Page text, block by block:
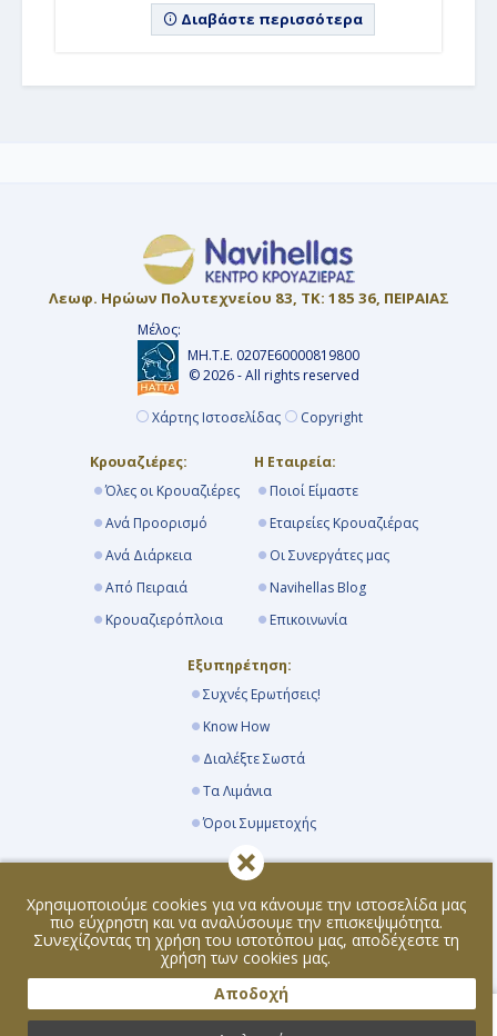
Χρησιμοποιούμε cookies για να κάνουμε την ιστοσελίδα μας
πιο εύχρηστη και να αναλύσουμε την επισκεψιμότητα.
Συνεχίζοντας τη χρήση του ιστοτόπου μας, αποδέχεστε τη
χρήση των cookies μας.
Αποδοχή
Διαβάστε περισσότερα
Λεωφ. Ηρώων Πολυτεχνείου 83, ΤΚ: 185 36, ΠΕΙΡΑΙΑΣ
Μέλος:
ΜΗ.Τ.Ε. 0207Ε60000819800
© 2026 - All rights reserved
Χάρτης Ιστοσελίδας Copyright
Κρουαζιέρες:
Όλες οι Κρουαζιέρες
Ανά Προορισμό
Ανά Διάρκεια
Από Πειραιά
Κρουαζιερόπλοια
Η Εταιρεία:
Ποιοί Είμαστε
Εταιρείες Κρουαζιέρας
Οι Συνεργάτες μας
Navihellas Blog
Επικοινωνία
Εξυπηρέτηση:
Συχνές Ερωτήσεις!
Know How
Διαλέξτε Σωστά
Τα Λιμάνια
Όροι Συμμετοχής
Εγγραφείτε στο Newsletter μας:
Εγγραφή
Ακολουθήστε μας: